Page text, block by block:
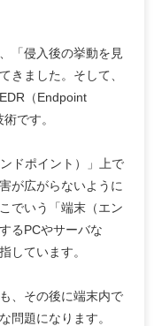
「侵入後の挙動を見
きました。そして、
（Endpoint
です。
ドポイント）」上で
が広がらないように
でいう「端末（エン
るPCやサーバな
しています。
、その後に端末内で
問題になります。